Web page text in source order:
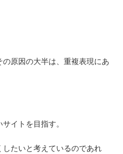
原因の大半は、重複表現にあ
イトを目指す。
たいと考えているのであれ